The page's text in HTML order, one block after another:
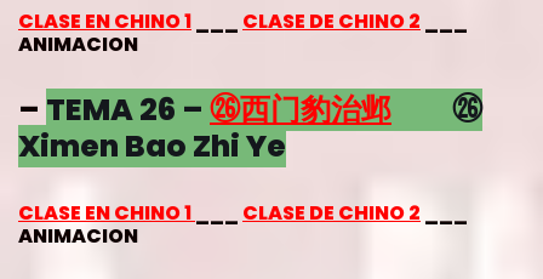
CLASE EN CHINO 1 CLASE DE CHINO 2
ANIMACION
– TEMA 26 – ㉖西门豹治邺 ㉖
Ximen Bao Zhi Ye
CLASE EN CHINO 1 CLASE DE CHINO 2
ANIMACION